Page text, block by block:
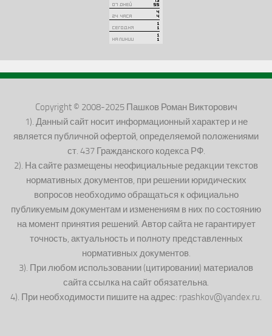
Copyright © 2008-2025 Пашков Роман Викторович
1). Данный сайт носит информационный характер и не
является публичной офертой, определяемой положениями
ст. 437 Гражданского кодекса РФ.
2). На сайте размещены неофициальные редакции текстов
нормативных документов, при решении юридических
вопросов необходимо обращаться к официально
публикуемым документам и изменениям в них по состоянию
на момент принятия решений. Автор сайта не гарантирует
точность, актуальность и полноту представленных
нормативных документов.
3). При любом использовании (цитировании) материалов
сайта ссылка на сайт обязательна.
4). При необходимости пишите на адрес: rpashkov@yandex.ru.